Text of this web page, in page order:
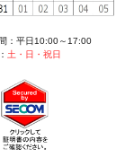
：平日10:00～17:00
土・日・祝日